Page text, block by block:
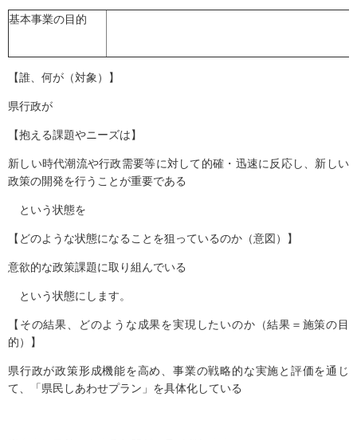
基本事業の目的
【誰、何が（対象）】
県行政が
【抱える課題やニーズは】
新しい時代潮流や行政需要等に対して的確・迅速に反応し、新しい
政策の開発を行うことが重要である
という状態を
【どのような状態になることを狙っているのか（意図）】
意欲的な政策課題に取り組んでいる
という状態にします。
【その結果、どのような成果を実現したいのか（結果＝施策の目
的）】
県行政が政策形成機能を高め、事業の戦略的な実施と評価を通じ
て、「県民しあわせプラン」を具体化している